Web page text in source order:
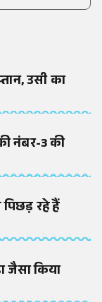
उसी का
नंबर-3 की
रहे हैं
जैसा किया